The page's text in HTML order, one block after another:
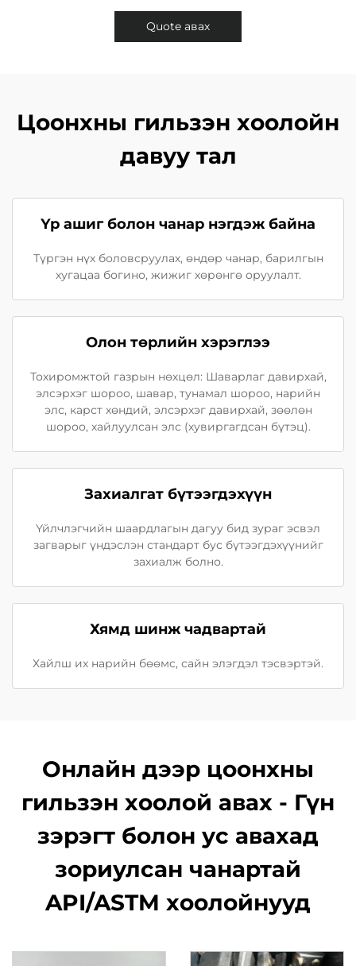
Quote авах
Цоонхны гильзэн хоолойн
давуу тал
Үр ашиг болон чанар нэгдэж байна
Түргэн нүх боловсруулах, өндөр чанар, барилгын
хугацаа богино, жижиг хөрөнгө оруулалт.
Олон төрлийн хэрэглээ
Тохиромжтой газрын нөхцөл: Шаварлаг давирхай,
элсэрхэг шороо, шавар, тунамал шороо, нарийн
элс, карст хөндий, элсэрхэг давирхай, зөөлөн
шороо, хайлуулсан элс (хувиргагдсан бүтэц).
Захиалгат бүтээгдэхүүн
Үйлчлэгчийн шаардлагын дагуу бид зураг эсвэл
загварыг үндэслэн стандарт бус бүтээгдэхүүнийг
захиалж болно.
Хямд шинж чадвартай
Хайлш их нарийн бөөмс, сайн элэгдэл тэсвэртэй.
Онлайн дээр цоонхны
гильзэн хоолой авах - Гүн
зэрэгт болон ус авахад
зориулсан чанартай
API/ASTM хоолойнууд